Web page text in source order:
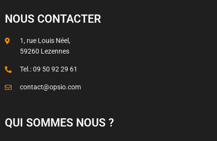
NOUS CONTACTER
1, rue Louis Néel,
59260 Lezennes
Tel.: 09 50 92 29 61
contact@opsio.com
QUI SOMMES NOUS ?